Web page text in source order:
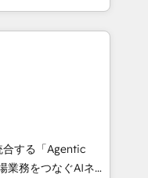
reach to
creativity,
AI automation,
and digital
in Spanish,
scalable strategies
する「Agentic